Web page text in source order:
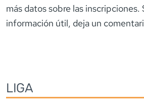
más datos sobre las inscripciones.
información útil, deja un
LIGA